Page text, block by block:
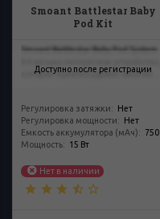
Smoant Battlestar Baby
Pod Kit
Доступно после регистрации
Smoant Battlestar Baby Pod System
которое приятно удивит многих...
Регулировка затяжки: Нет
Регулировка мощности: Нет
Емкость аккумулятора (мАч): 750
Мощность: 15 Вт
Нет в наличии